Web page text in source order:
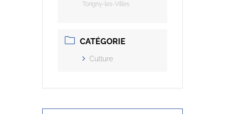
Torigny-les-Villes
CATÉGORIE
Culture